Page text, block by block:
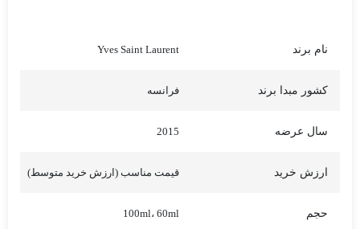
نام برند Yves Saint Laurent
کشور مبدا برند فرانسه
سال عرضه 2015
ارزش خرید قیمت مناسب (ارزش خرید متوسط)
حجم 100ml، 60ml